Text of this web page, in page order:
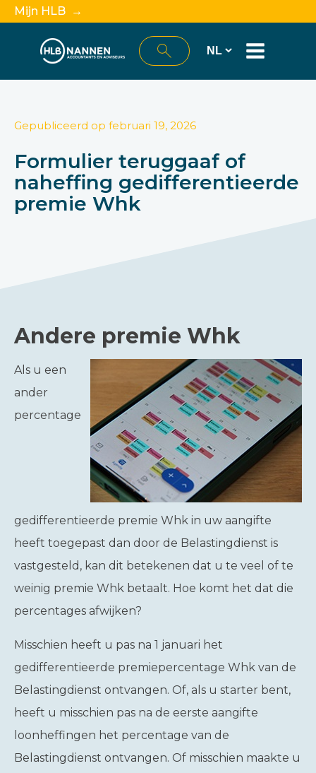
Mijn HLB →
Gepubliceerd op februari 19, 2026
Formulier teruggaaf of
naheffing gedifferentieerde
premie Whk
Andere premie Whk
Als u een
ander
percentage
gedifferentieerde premie Whk in uw aangifte
heeft toegepast dan door de Belastingdienst is
vastgesteld, kan dit betekenen dat u te veel of te
weinig premie Whk betaalt. Hoe komt het dat die
percentages afwijken?
Misschien heeft u pas na 1 januari het
gedifferentieerde premiepercentage Whk van de
Belastingdienst ontvangen. Of, als u starter bent,
heeft u misschien pas na de eerste aangifte
loonheffingen het percentage van de
Belastingdienst ontvangen. Of misschien maakte u